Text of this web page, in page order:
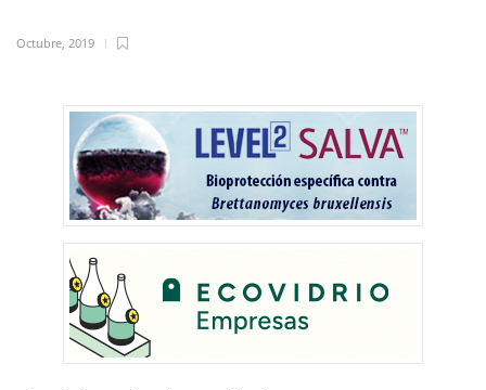
Octubre, 2019